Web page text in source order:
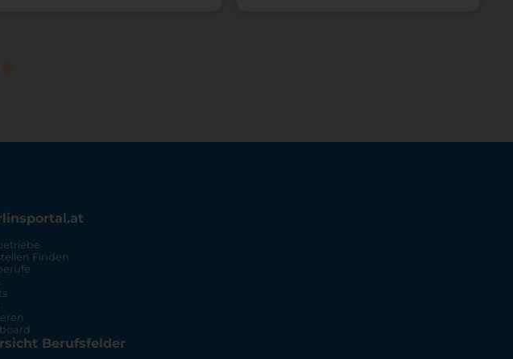
Finden
Berufsfelder